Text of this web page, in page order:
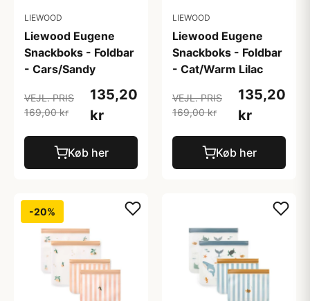
LIEWOOD
Liewood Eugene
Snackboks - Foldbar
- Cars/Sandy
VEJL. PRIS
169,00 kr
135,20
kr
Køb her
LIEWOOD
Liewood Eugene
Snackboks - Foldbar
- Cat/Warm Lilac
VEJL. PRIS
169,00 kr
135,20
kr
Køb her
-20%